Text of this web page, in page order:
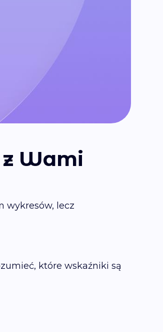
Wami
wykresów, lecz
które wskaźniki są